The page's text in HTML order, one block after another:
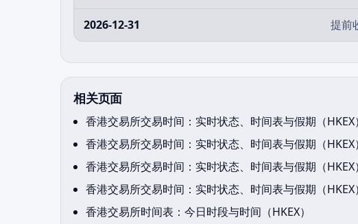
2026-12-31 提前
相关页面
香港交易所交易时间：实时状态、时间表与假期（HKEX）
香港交易所交易时间：实时状态、时间表与假期（HKEX）
香港交易所交易时间：实时状态、时间表与假期（HKEX）
香港交易所交易时间：实时状态、时间表与假期（HKEX）
香港交易所时间表：今日时段与时间（HKEX）